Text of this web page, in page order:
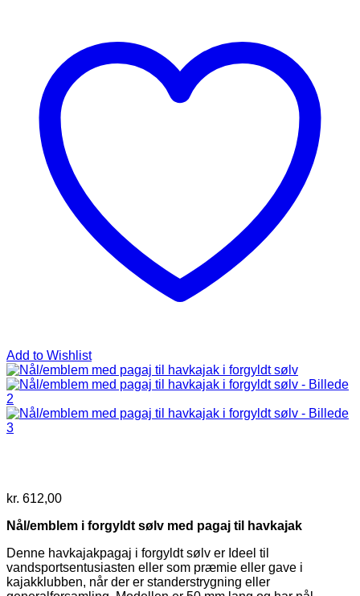
Add to Wishlist
kr. 612,00
Nål/emblem i forgyldt sølv med pagaj til havkajak
Denne havkajakpagaj i forgyldt sølv er Ideel til
vandsportsentusiasten eller som præmie eller gave i
kajakklubben, når der er standerstrygning eller